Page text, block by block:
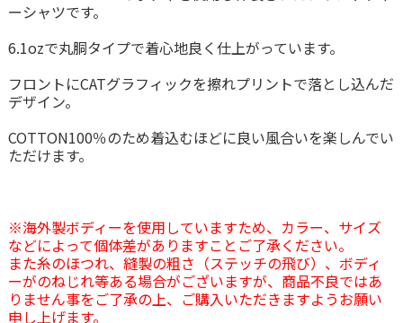
ーシャツです。
6.1ozで丸胴タイプで着心地良く仕上がっています。
フロントにCATグラフィックを擦れプリントで落とし込んだ
デザイン。
COTTON100％のため着込むほどに良い風合いを楽しんでい
ただけます。
※海外製ボディーを使用していますため、カラー、サイズ
などによって個体差がありますことご了承ください。
また糸のほつれ、縫製の粗さ（ステッチの飛び）、ボディ
ーがのねじれ等ある場合がございますが、商品不良ではあ
りません事をご了承の上、ご購入いただきますようお願い
申し上げます。